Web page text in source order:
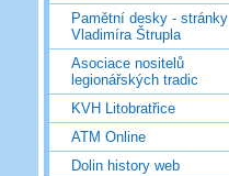
Pamětní desky - stránky
Vladimíra Štrupla
Asociace nositelů
legionářských tradic
KVH Litobratřice
ATM Online
Dolin history web